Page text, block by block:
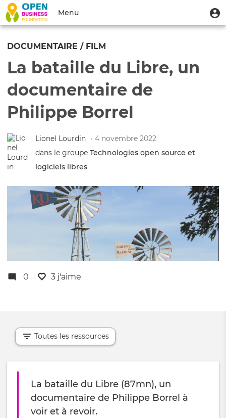
contenu
Menu
du
compte
de
l'utilisateur
Menu
Toggle
navigation
DOCUMENTAIRE / FILM
La bataille du Libre, un
documentaire de
Philippe Borrel
Lionel Lourdin
• 4 novembre 2022
dans le groupe Technologies open source et
logiciels libres
0 3 j'aime
Toutes les ressources
La bataille du Libre (87mn), un
documentaire de Philippe Borrel à
voir et à revoir.